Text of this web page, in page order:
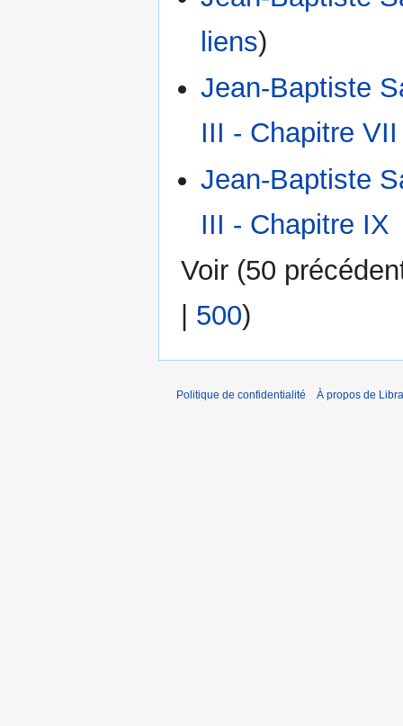
liens)
Jean-Baptiste
III - Chapitre VII
Jean-Baptiste
III - Chapitre IX
Voir (50
500)
Politique de confidentialité À propos de